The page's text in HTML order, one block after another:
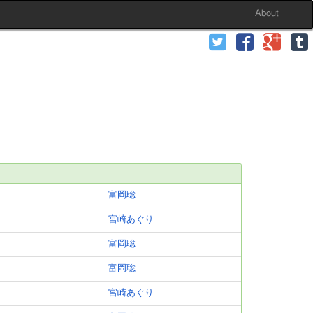
About
富岡聡
宮崎あぐり
富岡聡
富岡聡
宮崎あぐり